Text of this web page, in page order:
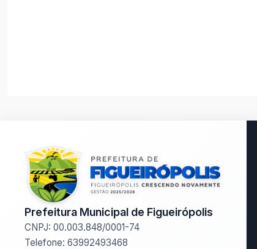
Prefeitura Municipal de Figueirópolis
CNPJ: 00.003.848/0001-74
Telefone: 63992493468